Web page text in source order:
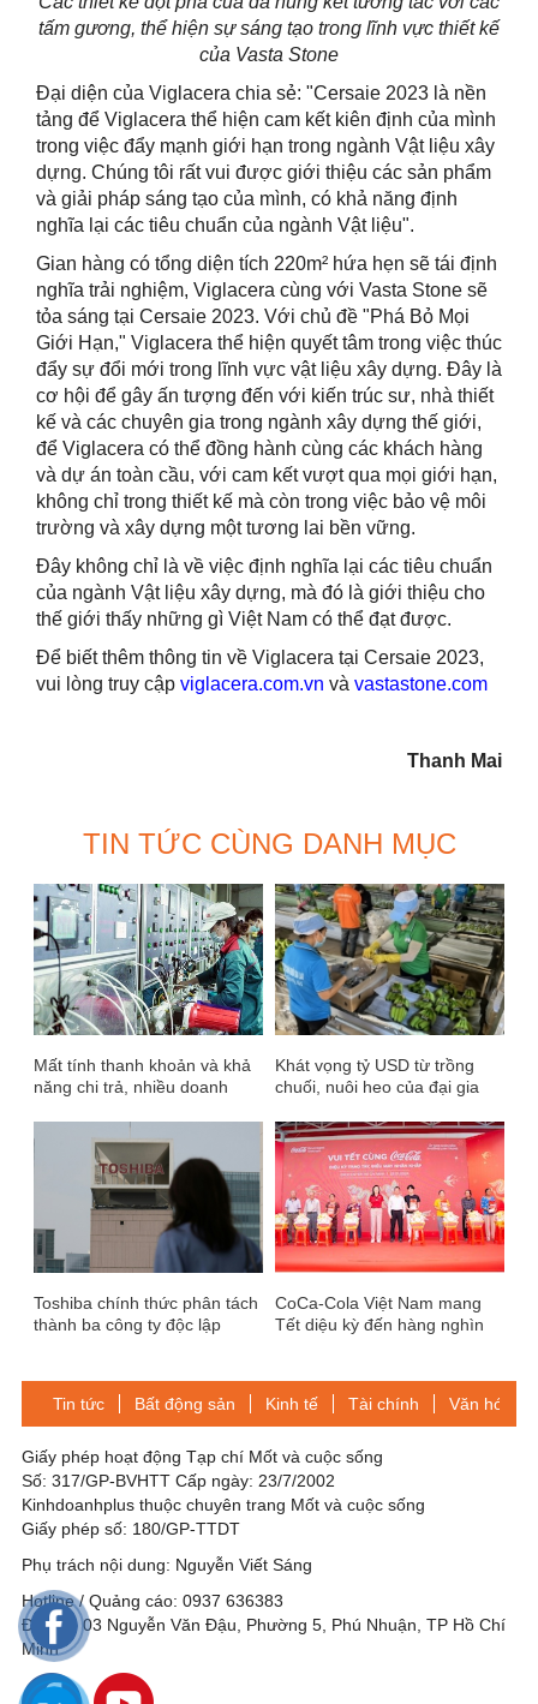
tấm gương, thể hiện sự sáng tạo trong lĩnh vực thiết kế
của Vasta Stone
Đại diện của Viglacera chia sẻ: "Cersaie 2023 là nền
tảng để Viglacera thể hiện cam kết kiên định của mình
trong việc đẩy mạnh giới hạn trong ngành Vật liệu xây
dựng. Chúng tôi rất vui được giới thiệu các sản phẩm
và giải pháp sáng tạo của mình, có khả năng định
nghĩa lại các tiêu chuẩn của ngành Vật liệu".
Gian hàng có tổng diện tích 220m² hứa hẹn sẽ tái định
nghĩa trải nghiệm, Viglacera cùng với Vasta Stone sẽ
tỏa sáng tại Cersaie 2023. Với chủ đề "Phá Bỏ Mọi
Giới Hạn," Viglacera thể hiện quyếttâm trong việc thúc
đẩy sự đổi mới trong lĩnh vực vật liệu xây dựng. Đây là
cơ hội để gây ấn tượng đến với kiến trúc sư, nhà thiết
kế và các chuyên gia trong ngành xây dựng thế giới,
để Viglacera có thể đồng hành cùng các khách hàng
và dự án toàn cầu, với cam kết vượt qua mọi giới hạn,
không chỉ trong thiết kế mà còn trong việc bảo vệ môi
trường và xây dựng một tương lai bền vững.
Đây không chỉ là về việc định nghĩa lại các tiêu chuẩn
của ngành Vật liệu xây dựng, mà đó là giới thiệu cho
thế giới thấy những gì Việt Nam có thể đạt được.
Để biết thêm thông tin về Viglacera tại Cersaie 2023,
vui lòng truy cập viglacera.com.vn và vastastone.com
Thanh Mai
TIN TỨC CÙNG DANH MỤC
Mất tính thanh khoản và khả
năng chi trả, nhiều doanh
Khát vọng tỷ USD từ trồng
chuối, nuôi heo của đại gia
Toshiba chính thức phân tách
thành ba công ty độc lập
CoCa-Cola Việt Nam mang
Tết diệu kỳ đến hàng nghìn
tết cùng Coca-Cola”
Tin tức Bất động sản Kinh tế Tài chính Văn hóa-
Giấy phép hoạt động Tạp chí Mốt và cuộc sống
Số: 317/GP-BVHTT Cấp ngày: 23/7/2002
Kinhdoanhplus thuộc chuyên trang Mốt và cuộc sống
Giấy phép số: 180/GP-TTDT
Phụ trách nội dung: Nguyễn Viết Sáng
Hotline / Quảng cáo: 0937 636383
Địa chỉ: 03 Nguyễn Văn Đậu, Phường 5, Phú Nhuận, TP Hồ Chí
Minh